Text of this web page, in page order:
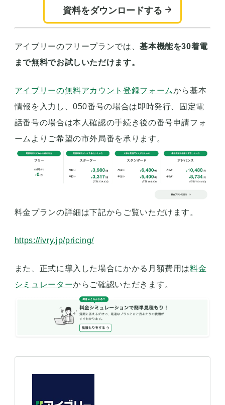
資料をダウンロードする
アイブリーのフリープランでは、基本機能を30着電
まで無料でお試しいただけます。
アイブリーの無料アカウント登録フォームから基本
情報を入力し、050番号の場合は即時発行、固定電
話番号の場合は本人確認の手続き後の番号申請フォ
ームよりご希望の市外局番を承ります。
料金プランの詳細は下記からご覧いただけます。
https://ivry.jp/pricing/
また、正式に導入した場合にかかる月額費用は料金
シミュレーターからご確認いただきます。